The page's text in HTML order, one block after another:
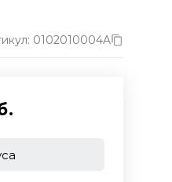
0102010004A